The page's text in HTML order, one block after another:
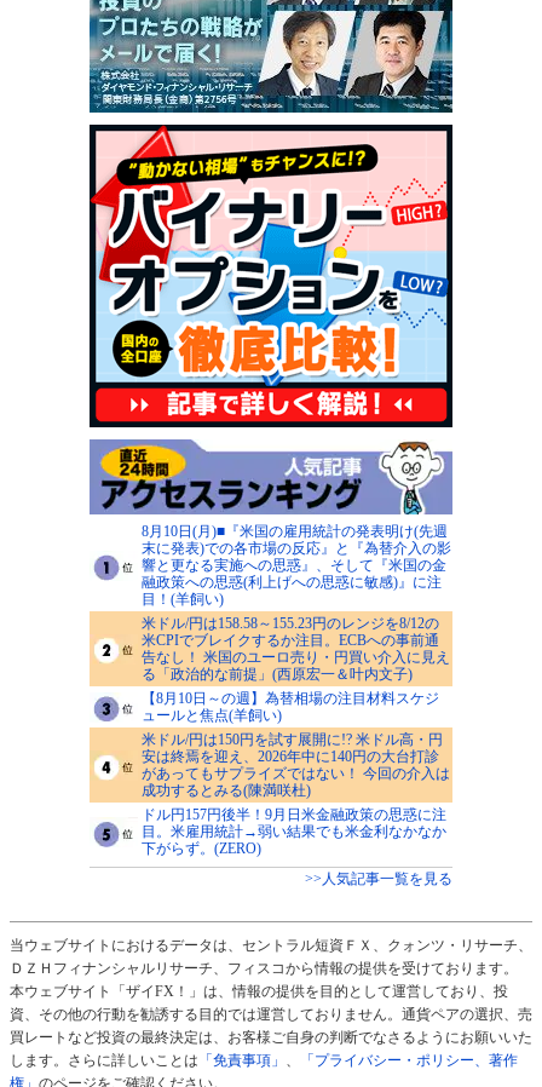
8月10日(月)■『米国の雇用統計の発表明け(先週
末に発表)での各市場の反応』と『為替介入の影
響と更なる実施への思惑』、そして『米国の金
融政策への思惑(利上げへの思惑に敏感)』に注
目！(羊飼い)
米ドル/円は158.58～155.23円のレンジを8/12の
米CPIでブレイクするか注目。ECBへの事前通
告なし！ 米国のユーロ売り・円買い介入に見え
る「政治的な前提」(西原宏一＆叶内文子)
【8月10日～の週】為替相場の注目材料スケジ
ュールと焦点(羊飼い)
米ドル/円は150円を試す展開に!? 米ドル高・円
安は終焉を迎え、2026年中に140円の大台打診
があってもサプライズではない！ 今回の介入は
成功するとみる(陳満咲杜)
ドル円157円後半！9月日米金融政策の思惑に注
目。米雇用統計→弱い結果でも米金利なかなか
下がらず。(ZERO)
>>人気記事一覧を見る
当ウェブサイトにおけるデータは、セントラル短資ＦＸ、クォンツ・リサーチ、
ＤＺＨフィナンシャルリサーチ、フィスコから情報の提供を受けております。
本ウェブサイト「ザイFX！」は、情報の提供を目的として運営しており、投
資、その他の行動を勧誘する目的では運営しておりません。通貨ペアの選択、売
買レートなど投資の最終決定は、お客様ご自身の判断でなさるようにお願いいた
します。さらに詳しいことは 「免責事項」 、
「プライバシー・ポリシー、著作
権」 のページをご確認ください。